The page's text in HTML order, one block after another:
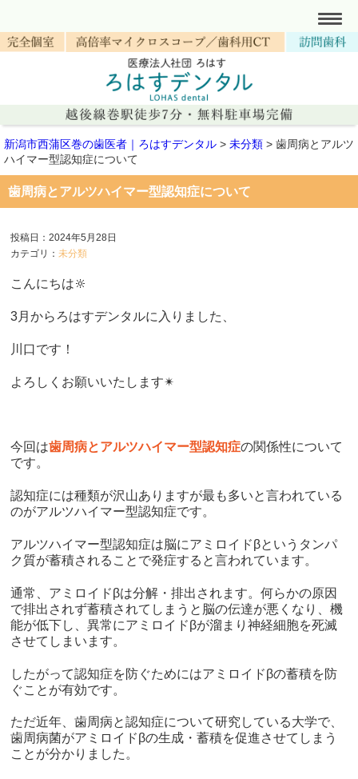
新潟市西蒲区巻の歯医者｜ろはすデンタル > 未分類 > 歯周病とアルツ
ハイマー型認知症について
歯周病とアルツハイマー型認知症について
投稿日：2024年5月28日
カテゴリ：未分類
こんにちは‪🔆‬
3月からろはすデンタルに入りました、
川口です！
よろしくお願いいたします✴︎
今回は歯周病とアルツハイマー型認知症の関係性について
です。
認知症には種類が沢山ありますが最も多いと言われている
のがアルツハイマー型認知症です。
アルツハイマー型認知症は脳にアミロイドβというタンパ
ク質が蓄積されることで発症すると言われています。
通常、アミロイドβは分解・排出されます。何らかの原因
で排出されず蓄積されてしまうと脳の伝達が悪くなり、機
能が低下し、異常にアミロイドβが溜まり神経細胞を死滅
させてしまいます。
したがって認知症を防ぐためにはアミロイドβの蓄積を防
ぐことが有効です。
ただ近年、歯周病と認知症について研究している大学で、
歯周病菌がアミロイドβの生成・蓄積を促進させてしまう
ことが分かりました。